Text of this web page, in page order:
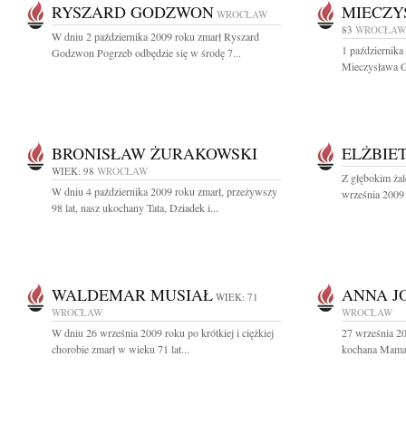
RYSZARD GODZWON WROCŁAW
W dniu 2 października 2009 roku zmarł Ryszard
Godzwon Pogrzeb odbędzie się w środę 7...
83 WROCŁAW
1
Mieczysława
BRONISŁAW ŻURAKOWSKI
WIEK: 98 WROCŁAW
W dniu 4 października 2009 roku zmarł, przeżywszy
98 lat, nasz ukochany Tata, Dziadek i...
Z głębokim
września
WALDEMAR MUSIAŁ WIEK: 71
WROCŁAW
W dniu 26 września 2009 roku po krótkiej i ciężkiej
chorobie zmarł w wieku 71 lat...
ANNA
WROCŁAW
27 września
kochana